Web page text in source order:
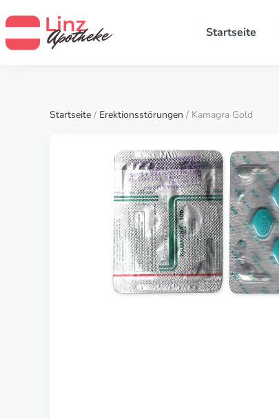
Startseite
Startseite / Erektionsstörungen / Kamagra Gold